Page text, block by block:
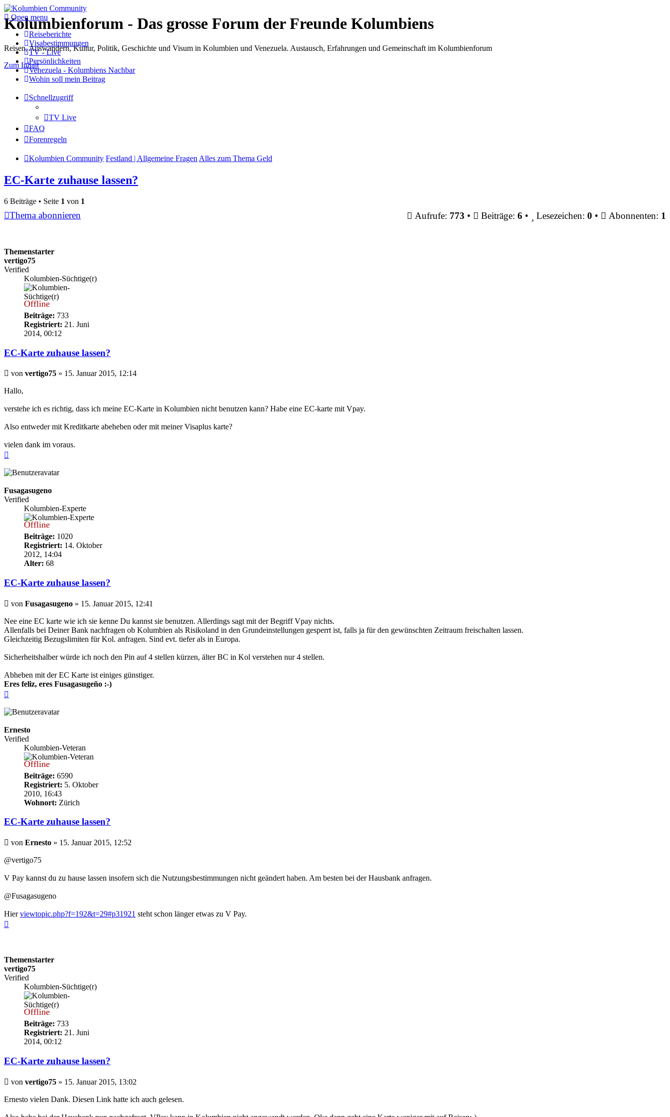
Kolumbienforum - Das grosse Forum der Freunde Kolumbiens
Reisen, Auswandern, Kultur, Politik, Geschichte und Visum in Kolumbien und Venezuela. Austausch, Erfahrungen und Gemeinschaft im Kolumbienforum
Zum Inhalt
Open menu
Reiseberichte
Visabestimmungen
TV - Live
Persönlichkeiten
Venezuela - Kolumbiens Nachbar
Wohin soll mein Beitrag
Schnellzugriff
TV Live
FAQ
Forenregeln
Kolumbien Community Festland | Allgemeine Fragen Alles zum Thema Geld
EC-Karte zuhause lassen?
6 Beiträge • Seite 1 von 1
Thema abonnieren Aufrufe: 773 • Beiträge: 6 • Lesezeichen: 0 • Abonnenten: 1
Themenstarter
vertigo75
Verified
Kolumbien-Süchtige(r)
Offline
Beiträge: 733
Registriert: 21. Juni
2014, 00:12
EC-Karte zuhause lassen?
Beitrag
von vertigo75 » 15. Januar 2015, 12:14
Hallo,
verstehe ich es richtig, dass ich meine EC-Karte in Kolumbien nicht benutzen kann? Habe eine EC-karte mit Vpay.
Also entweder mit Kreditkarte abeheben oder mit meiner Visaplus karte?
vielen dank im voraus.
Fusagasugeno
Verified
Kolumbien-Experte
Offline
Beiträge: 1020
Registriert: 14. Oktober
2012, 14:04
Alter: 68
EC-Karte zuhause lassen?
Beitrag
von Fusagasugeno » 15. Januar 2015, 12:41
Nee eine EC karte wie ich sie kenne Du kannst sie benutzen. Allerdings sagt mit der Begriff Vpay nichts.
Allenfalls bei Deiner Bank nachfragen ob Kolumbien als Risikoland in den Grundeinstellungen gesperrt ist, falls ja für den gewünschten Zeitraum freischalten lassen.
Gleichzeitig Bezugslimiten für Kol. anfragen. Sind evt. tiefer als in Europa.
Sicherheitshalber würde ich noch den Pin auf 4 stellen kürzen, älter BC in Kol verstehen nur 4 stellen.
Abheben mit der EC Karte ist einiges günstiger.
Eres feliz, eres Fusagasugeño :-)
Ernesto
Verified
Kolumbien-Veteran
Offline
Beiträge: 6590
Registriert: 5. Oktober
2010, 16:43
Wohnort: Zürich
EC-Karte zuhause lassen?
Beitrag
von Ernesto » 15. Januar 2015, 12:52
@vertigo75
V Pay kannst du zu hause lassen insofern sich die Nutzungsbestimmungen nicht geändert haben. Am besten bei der Hausbank anfragen.
@Fusagasugeno
Hierviewtopic.php?f=192&t=29#p31921 steht schon länger etwas zu V Pay.
Themenstarter
vertigo75
Verified
Kolumbien-Süchtige(r)
Offline
Beiträge: 733
Registriert: 21. Juni
2014, 00:12
EC-Karte zuhause lassen?
Beitrag
von vertigo75 » 15. Januar 2015, 13:02
Ernesto vielen Dank. Diesen Link hatte ich auch gelesen.